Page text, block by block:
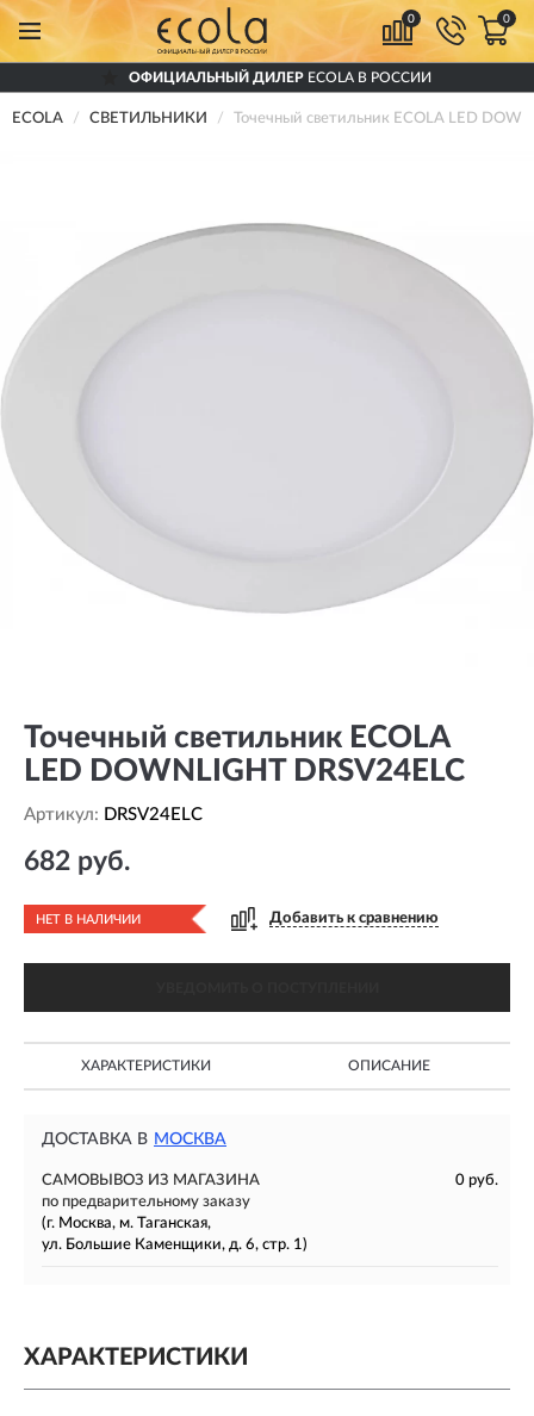
0 0
ОФИЦИАЛЬНЫЙ ДИЛЕРECOLA В РОССИИ
ECOLA СВЕТИЛЬНИКИ Точечный светильник ECOLA LED
Точечный светильник ECOLA
LED DOWNLIGHT DRSV24ELC
Артикул: DRSV24ELC
682 руб.
НЕТ В НАЛИЧИИ Добавить к сравнению
ХАРАКТЕРИСТИКИ ОПИСАНИЕ
ДОСТАВКА В МОСКВА
САМОВЫВОЗ ИЗ МАГАЗИНА
0 руб.
по предварительному заказу
(г. Москва, м. Таганская,
ул. Большие Каменщики, д. 6, стр. 1)
ХАРАКТЕРИСТИКИ